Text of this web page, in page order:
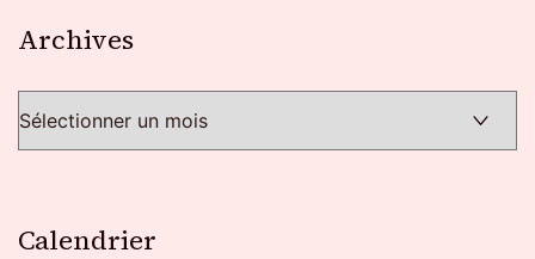
Archives
Calendrier